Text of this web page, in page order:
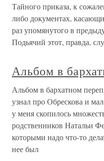
Тайного приказа, к
либо документах,
раз упомянутого в
Подьячий этот, правда,
Альбом в
Альбом в бархатном
узнал про Обрескова и
у меня скопилось
родственников Натальи
которыми надо что-то
нее был